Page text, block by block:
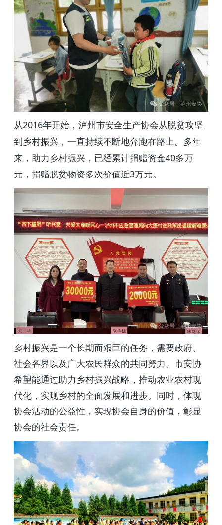
从2016年开始，泸州市安全生产协会从脱贫攻坚
到乡村振兴，一直持续不断地奔跑在路上。多年
来，助力乡村振兴，已经累计捐赠资金40多万
元，捐赠脱贫物资多次价值近3万元。
乡村振兴是一个长期而艰巨的任务，需要政府、
社会各界以及广大农民群众的共同努力。市安协
希望能通过助力乡村振兴战略，推动农业农村现
代化，实现乡村的全面发展和进步。同时，体现
协会活动的公益性，实现协会自身的价值，彰显
协会的社会责任。